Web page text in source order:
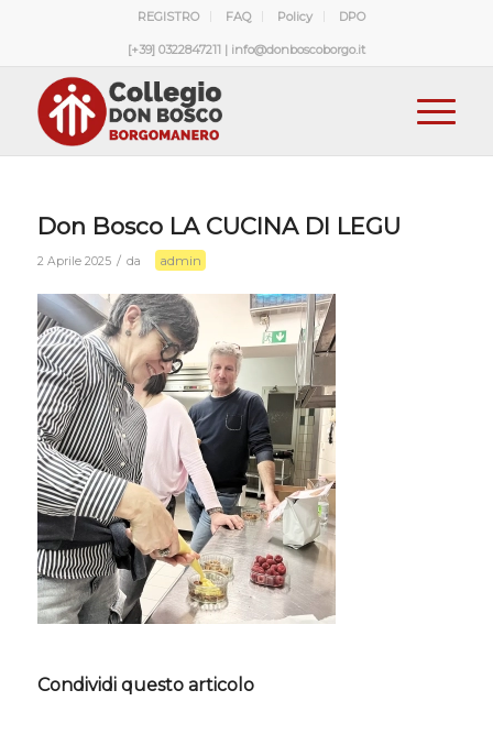
REGISTRO FAQ Policy DPO
[+39] 0322847211 | info@donboscoborgo.it
Don Bosco LA CUCINA DI LEGU
2 Aprile 2025 / da admin
Condividi questo articolo